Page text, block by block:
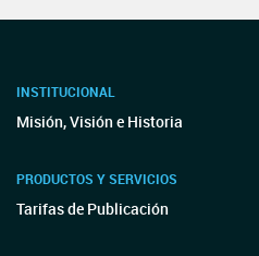
INSTITUCIONAL
Misión, Visión e Historia
PRODUCTOS Y SERVICIOS
Tarifas de Publicación